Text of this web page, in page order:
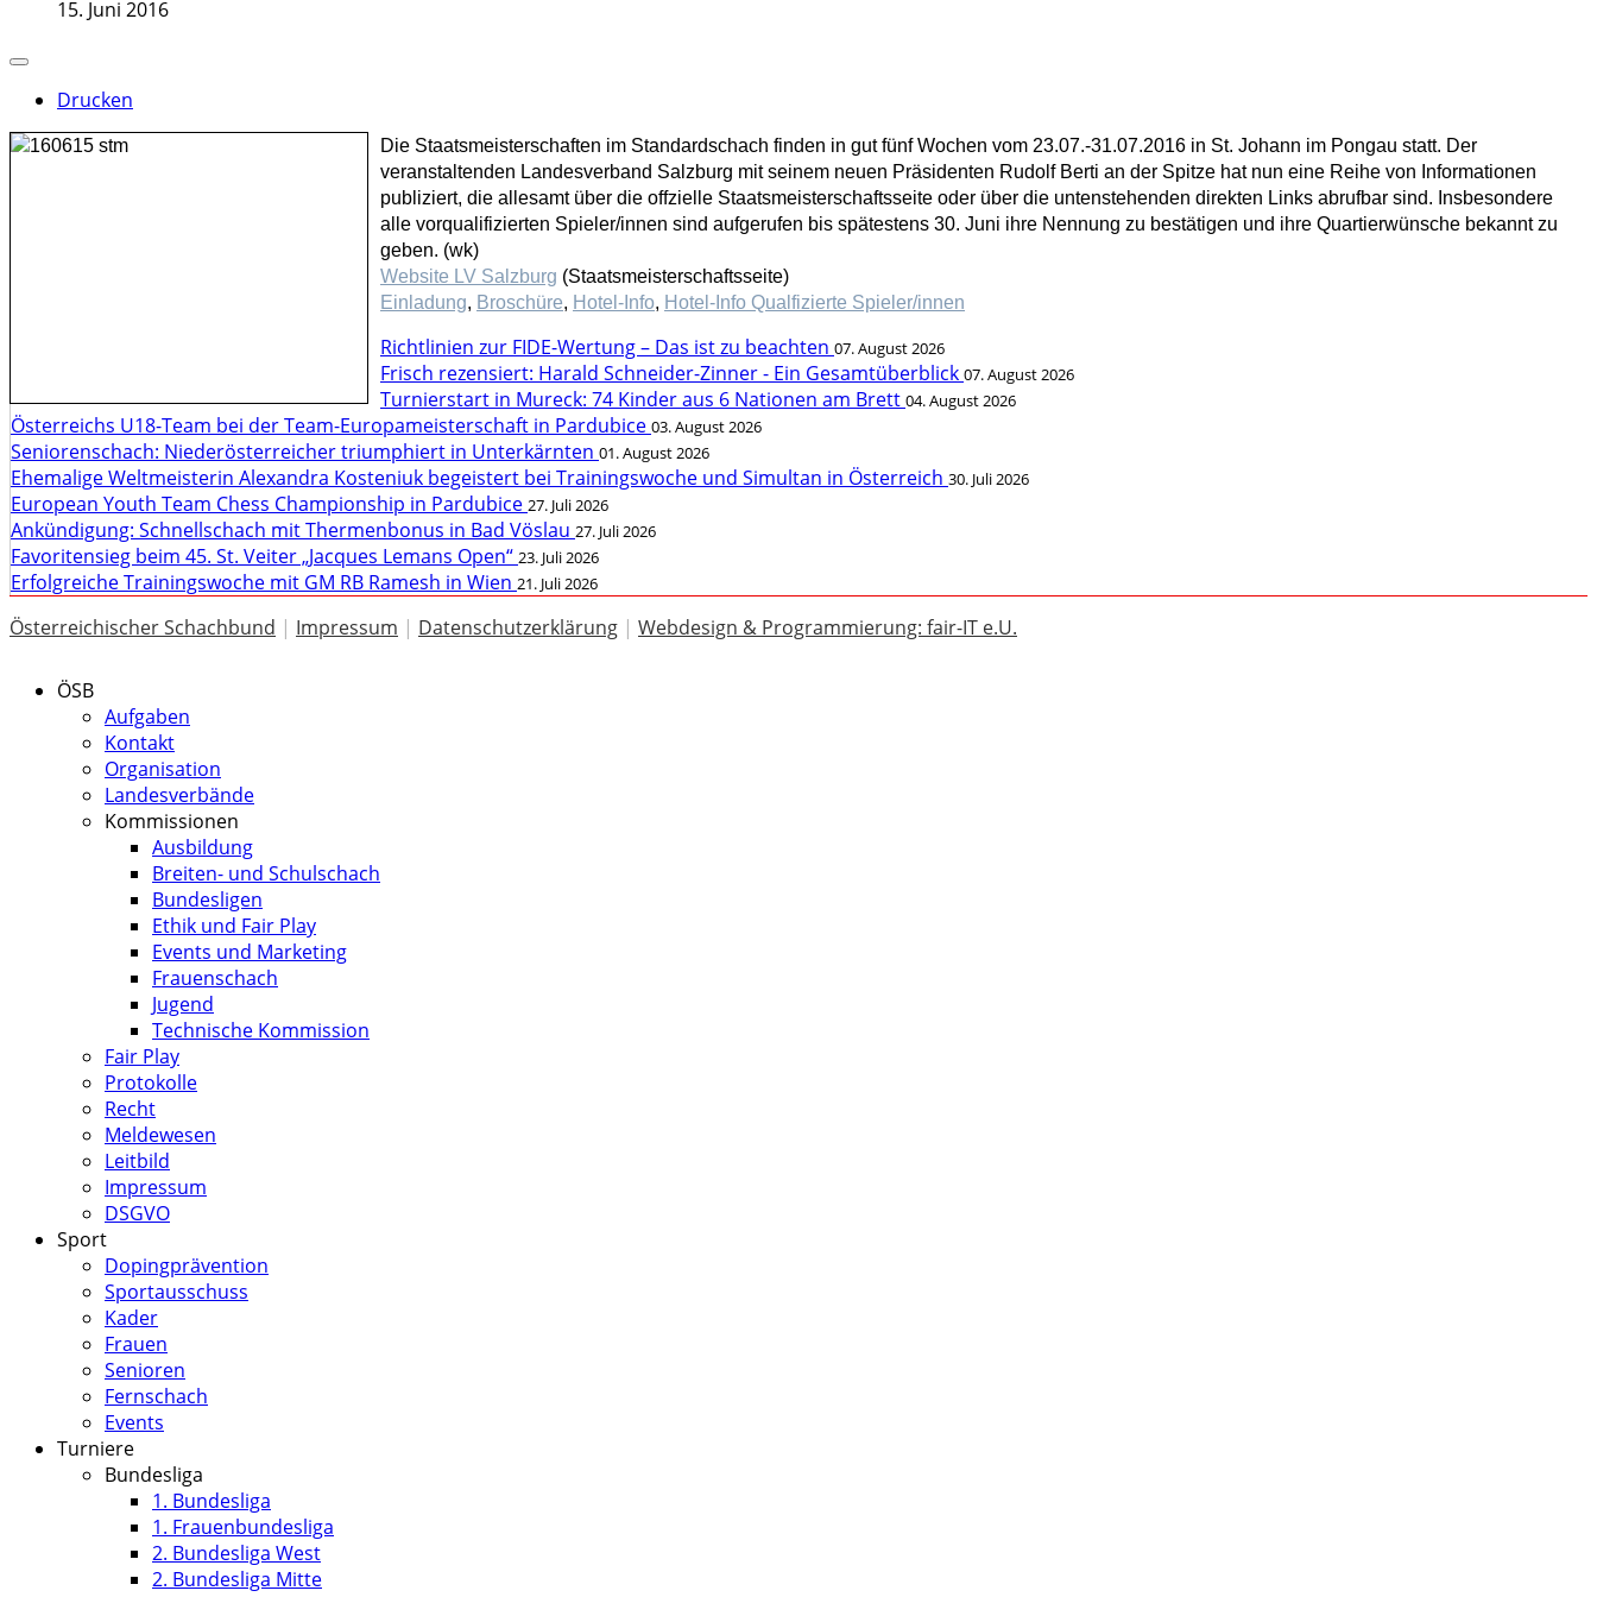
15. Juni 2016
Drucken
Die Staatsmeisterschaften im Standardschach finden in gut fünf Wochen vom 23.07.-31.07.2016 in St. Johann im Pongau statt. Der
veranstaltenden Landesverband Salzburg mit seinem neuen Präsidenten Rudolf Berti an der Spitze hat nun eine Reihe von Informationen
publiziert, die allesamt über die offzielle Staatsmeisterschaftsseite oder über die untenstehenden direkten Links abrufbar sind. Insbesondere
alle vorqualifizierten Spieler/innen sind aufgerufen bis spätestens 30. Juni ihre Nennung zu bestätigen und ihre Quartierwünsche bekannt zu
geben. (wk)
Website LV Salzburg (Staatsmeisterschaftsseite)
Einladung, Broschüre, Hotel-Info, Hotel-Info Qualfizierte Spieler/innen
Richtlinien zur FIDE-Wertung – Das ist zu beachten 07. August 2026
Frisch rezensiert: Harald Schneider-Zinner - Ein Gesamtüberblick 07. August 2026
Turnierstart in Mureck: 74 Kinder aus 6 Nationen am Brett 04. August 2026
Österreichs U18-Team bei der Team-Europameisterschaft in Pardubice 03. August 2026
Seniorenschach: Niederösterreicher triumphiert in Unterkärnten 01. August 2026
Ehemalige Weltmeisterin Alexandra Kosteniuk begeistert bei Trainingswoche und Simultan in Österreich 30. Juli 2026
European Youth Team Chess Championship in Pardubice 27. Juli 2026
Ankündigung: Schnellschach mit Thermenbonus in Bad Vöslau 27. Juli 2026
Favoritensieg beim 45. St. Veiter „Jacques Lemans Open“ 23. Juli 2026
Erfolgreiche Trainingswoche mit GM RB Ramesh in Wien 21. Juli 2026
Österreichischer Schachbund | Impressum | Datenschutzerklärung | Webdesign & Programmierung: fair-IT e.U.
ÖSB
Aufgaben
Kontakt
Organisation
Landesverbände
Kommissionen
Ausbildung
Breiten- und Schulschach
Bundesligen
Ethik und Fair Play
Events und Marketing
Frauenschach
Jugend
Technische Kommission
Fair Play
Protokolle
Recht
Meldewesen
Leitbild
Impressum
DSGVO
Sport
Dopingprävention
Sportausschuss
Kader
Frauen
Senioren
Fernschach
Events
Turniere
Bundesliga
1. Bundesliga
1. Frauenbundesliga
2. Bundesliga West
2. Bundesliga Mitte